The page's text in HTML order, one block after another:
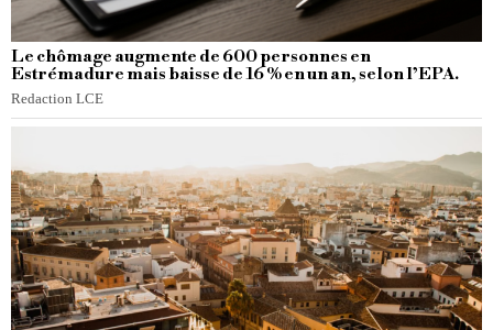
Le chômage augmente de 600 personnes en
Estrémadure mais baisse de 16 % en un an, selon l’EPA.
Redaction LCE